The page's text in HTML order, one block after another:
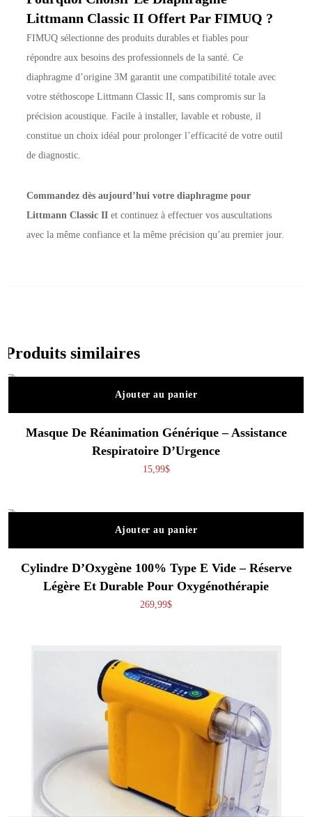
Littmann Classic II Offert Par FIMUQ ?
FIMUQ sélectionne des produits durables et fiables pour
répondre aux besoins des professionnels de la santé. Ce
diaphragme d’origine 3M garantit une compatibilité totale avec
votre stéthoscope Littmann Classic II, sans compromis sur la
précision acoustique. Facile à installer, lavable et robuste, il
constitue un choix idéal pour prolonger l’efficacité de votre outil
de diagnostic.
Commandez dès aujourd’hui votre diaphragme pour
Littmann Classic II et continuez à effectuer vos auscultations
avec la même confiance et la même précision qu’au premier jour.
Produits similaires
Ajouter au panier
Masque De Réanimation Générique – Assistance
Respiratoire D’Urgence
15,99$
Ajouter au panier
Cylindre D’Oxygène 100% Type E Vide – Réserve
Légère Et Durable Pour Oxygénothérapie
269,99$